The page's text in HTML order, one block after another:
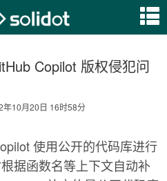
Copilot 版权侵犯问
年10月20日 16时58分
使用公开的代码库进行
据函数名等上下文自动补